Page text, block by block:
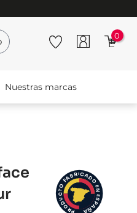
0
Nuestras marcas
P
R
O
D
U
C
T
O
FABRICADO
E
N
E
S
P
A
Ñ
A